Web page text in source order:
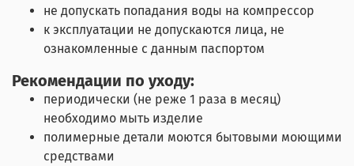
не допускать попадания воды на компрессор
к эксплуатации не допускаются лица, не
ознакомленные с данным паспортом
Рекомендации по уходу:
периодически (не реже 1 раза в месяц)
необходимо мыть изделие
полимерные детали моются бытовыми моющими
средствами